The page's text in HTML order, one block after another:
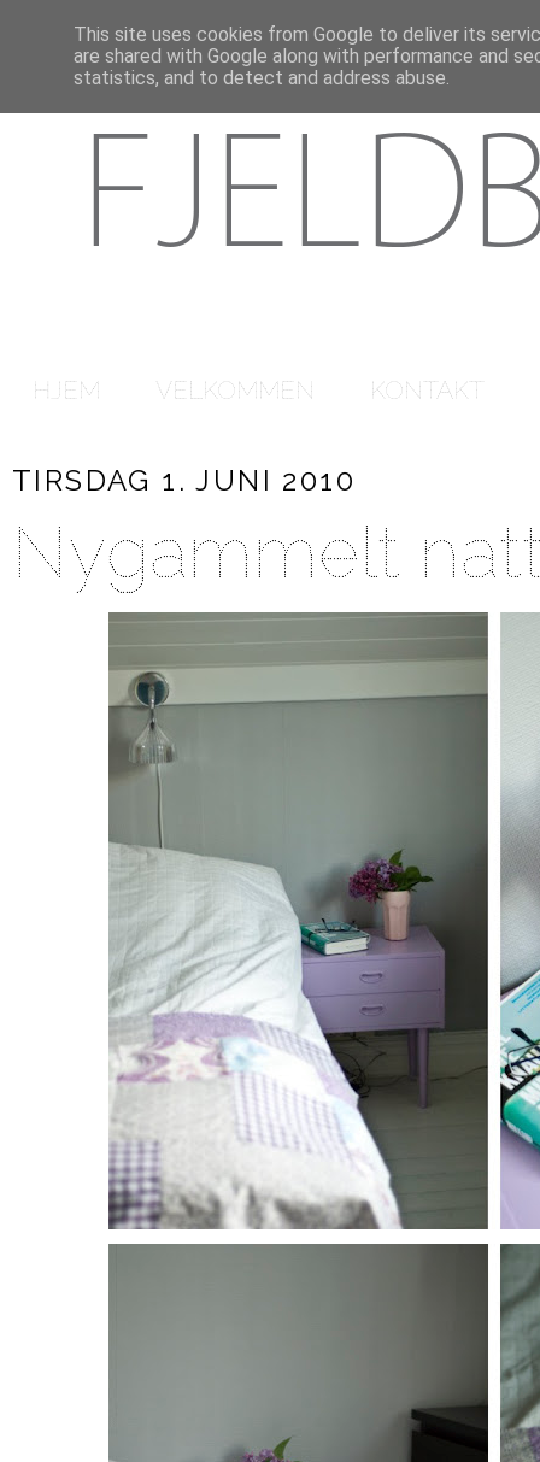
HJEM VELKOMMEN KONTAKT
TIRSDAG 1. JUNI 2010
Nygammelt
This site uses cookies from Google to deliver its
are shared with Google along with performance and
statistics, and to detect and address abuse.